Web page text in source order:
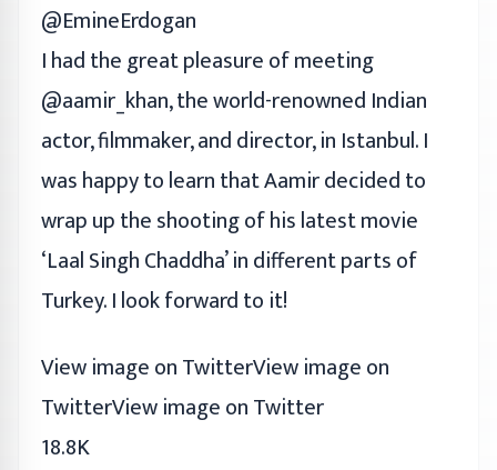
@EmineErdogan
I had the great pleasure of meeting
@aamir_khan, the world-renowned Indian
actor, filmmaker, and director, in Istanbul. I
was happy to learn that Aamir decided to
wrap up the shooting of his latest movie
‘Laal Singh Chaddha’ in different parts of
Turkey. I look forward to it!
View image on TwitterView image on
TwitterView image on Twitter
18.8K